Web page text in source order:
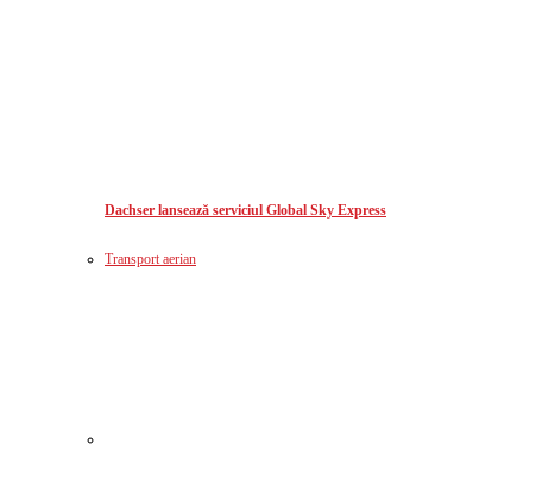
Dachser lansează serviciul Global Sky Express
Transport aerian